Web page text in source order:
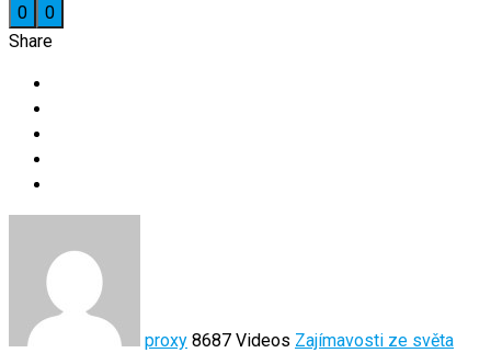
0
0
Share
proxy 8687 Videos Zajímavosti ze světa